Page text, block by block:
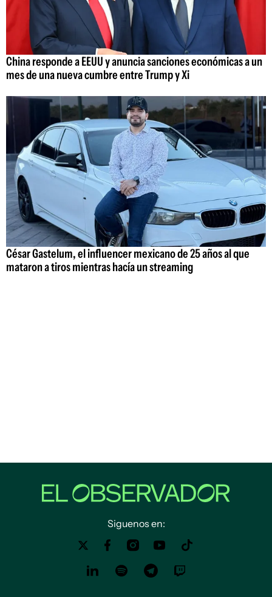
China responde a EEUU y anuncia sanciones económicas a un
mes de una nueva cumbre entre Trump y Xi
César Gastelum, el influencer mexicano de 25 años al que
mataron a tiros mientras hacía un streaming
Siguenos en: